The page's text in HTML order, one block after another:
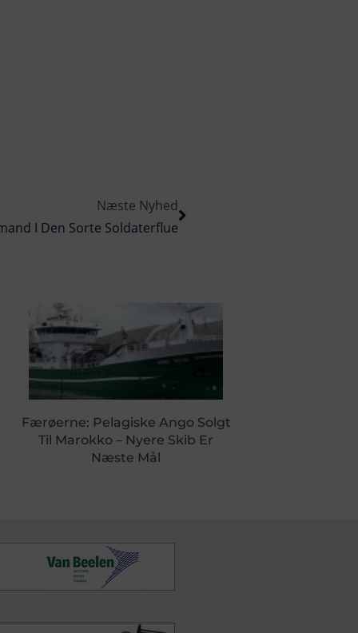
Næste Nyhed
I Den Sorte Soldaterflue
Færøerne: Pelagiske Ango Solgt
Til Marokko – Nyere Skib Er
Næste Mål